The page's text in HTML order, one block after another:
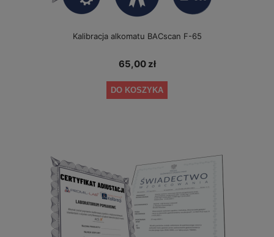
Kalibracja alkomatu BACscan F-65
65,00 zł
DO KOSZYKA